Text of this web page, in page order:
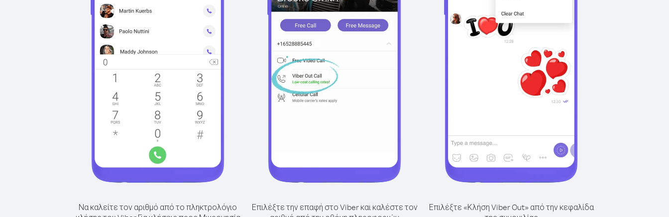
Να καλείτε τον αριθμό από το πληκτρολόγιο
Επιλέξτε την επαφή στο Viber και καλέστε τον
Επιλέξτε «Κλήση Viber Out» από την κεφαλίδα